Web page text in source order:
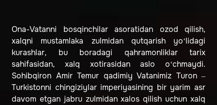
Ona-Vatanni bosqinchilar asoratidan ozod qilish,
xalqni mustamlaka zulmidan qutqarish yo‘lidagi
kurashlar, bu boradagi qahramonliklar tarix
sahifasidan, xalq xotirasidan aslo o‘chmaydi.
Sohibqiron Amir Temur qadimiy Vatanimiz Turon –
Turkistonni chingiziylar imperiyasining bir yarim asr
davom etgan jabru zulmidan xalos qilish uchun xalq